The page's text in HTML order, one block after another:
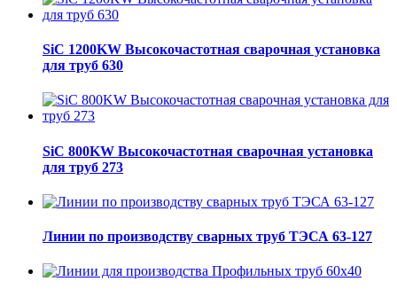
SiC 1200KW Высокочастотная сварочная установка
для труб 630
SiC 800KW Высокочастотная сварочная установка
для труб 273
Линии по производству сварных труб ТЭСА 63-127